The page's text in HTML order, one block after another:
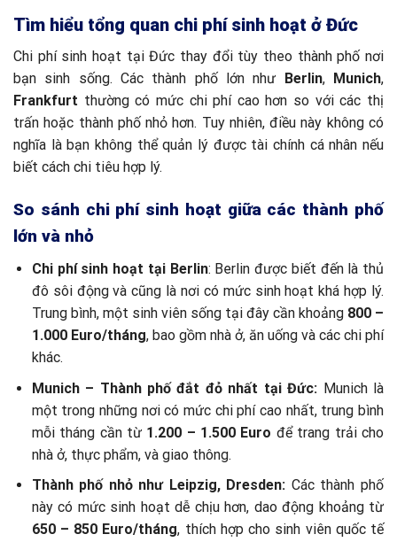
Tìm hiểu tổng quan chi phí sinh hoạt ở Đức
Chi phí sinh hoạt tại Đức thay đổi tùy theo thành phố nơi
bạn sinh sống. Các thành phố lớn như Berlin, Munich,
Frankfurt thường có mức chi phí cao hơn so với các thị
trấn hoặc thành phố nhỏ hơn. Tuy nhiên, điều này không có
nghĩa là bạn không thể quản lý được tài chính cá nhân nếu
biết cách chi tiêu hợp lý.
So sánh chi phí sinh hoạt giữa các thành phố
lớn và nhỏ
Chi phí sinh hoạt tại Berlin: Berlin được biết đến là thủ
đô sôi động và cũng là nơi có mức sinh hoạt khá hợp lý.
Trung bình, một sinh viên sống tại đây cần khoảng 800 –
1.000 Euro/tháng, bao gồm nhà ở, ăn uống và các chi phí
khác.
Munich – Thành phố đắt đỏ nhất tại Đức: Munich là
một trong những nơi có mức chi phí cao nhất, trung bình
mỗi tháng cần từ 1.200 – 1.500 Euro để trang trải cho
nhà ở, thực phẩm, và giao thông.
Thành phố nhỏ như Leipzig, Dresden: Các thành phố
này có mức sinh hoạt dễ chịu hơn, dao động khoảng từ
650 – 850 Euro/tháng, thích hợp cho sinh viên quốc tế